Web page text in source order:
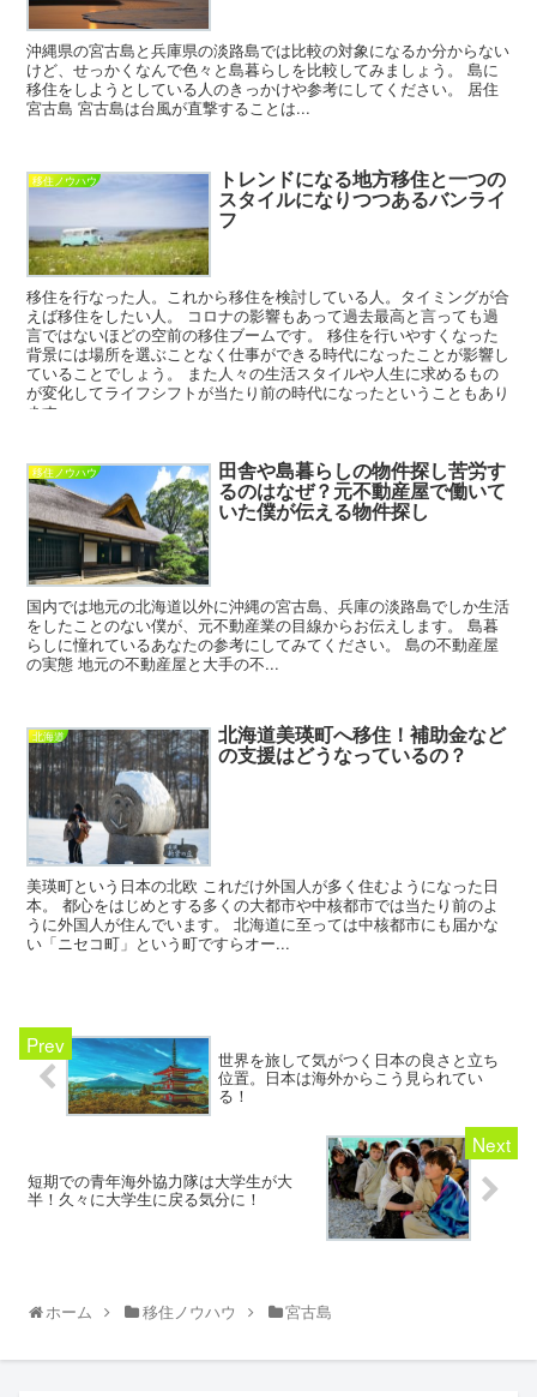
沖縄県の宮古島と兵庫県の淡路島では比較の対象になるか分からない
けど、せっかくなんで色々と島暮らしを比較してみましょう。 島に
移住をしようとしている人のきっかけや参考にしてください。 居住
宮古島 宮古島は台風が直撃することは...
移住ノウハウ トレンドになる地方移住と一つの
スタイルになりつつあるバンライ
フ
移住を行なった人。これから移住を検討している人。タイミングが合
えば移住をしたい人。 コロナの影響もあって過去最高と言っても過
言ではないほどの空前の移住ブームです。 移住を行いやすくなった
背景には場所を選ぶことなく仕事ができる時代になったことが影響し
ていることでしょう。 また人々の生活スタイルや人生に求めるもの
が変化してライフシフトが当たり前の時代になったということもあり
ます。
移住ノウハウ 田舎や島暮らしの物件探し苦労す
るのはなぜ？元不動産屋で働いて
いた僕が伝える物件探し
国内では地元の北海道以外に沖縄の宮古島、兵庫の淡路島でしか生活
をしたことのない僕が、元不動産業の目線からお伝えします。 島暮
らしに憧れているあなたの参考にしてみてください。 島の不動産屋
の実態 地元の不動産屋と大手の不...
北海道 北海道美瑛町へ移住！補助金など
の支援はどうなっているの？
美瑛町という日本の北欧 これだけ外国人が多く住むようになった日
本。 都心をはじめとする多くの大都市や中核都市では当たり前のよ
うに外国人が住んでいます。 北海道に至っては中核都市にも届かな
い「ニセコ町」という町ですらオー...
世界を旅して気がつく日本の良さと立ち
位置。日本は海外からこう見られてい
る！
短期での青年海外協力隊は大学生が大
半！久々に大学生に戻る気分に！
ホーム 移住ノウハウ 宮古島